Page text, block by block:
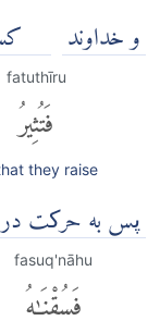
و خداوند
fatuthīru
فَتُثِيرُ
they raise
پس به حرکت
fasuq'nāhu
فَسُقْنَٰهُ